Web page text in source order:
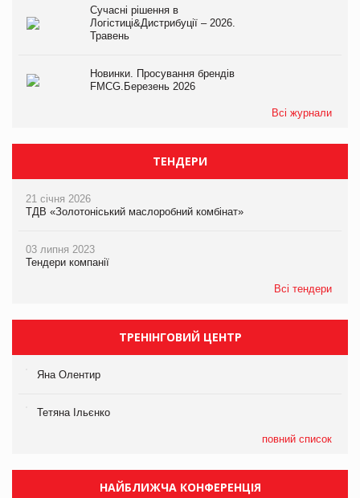
Сучасні рішення в
Логістиці&Дистрибуції – 2026.
Травень
Новинки. Просування брендів
FMCG.Березень 2026
Всі журнали
ТЕНДЕРИ
21 січня 2026
ТДВ «Золотоніський маслоробний комбінат»
03 липня 2023
Тендери компанії
Всі тендери
ТРЕНІНГОВИЙ ЦЕНТР
Яна Олентир
Тетяна Ільєнко
повний список
НАЙБЛИЖЧА КОНФЕРЕНЦІЯ